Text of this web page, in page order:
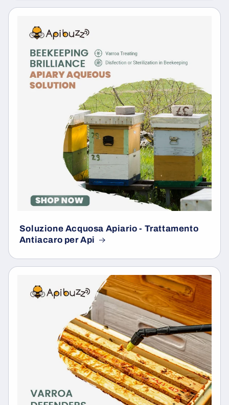
Soluzione Acquosa Apiario - Trattamento
Antiacaro per Api